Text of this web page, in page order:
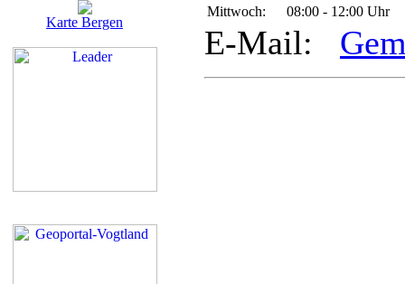
Karte Bergen
Mittwoch:
08:00 - 12:00 Uhr
E-Mail: